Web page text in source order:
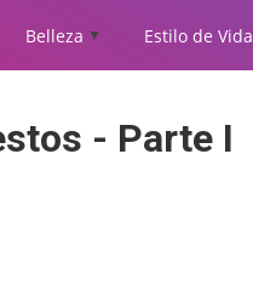
Belleza ▲ Estilo de Vida
- Parte I